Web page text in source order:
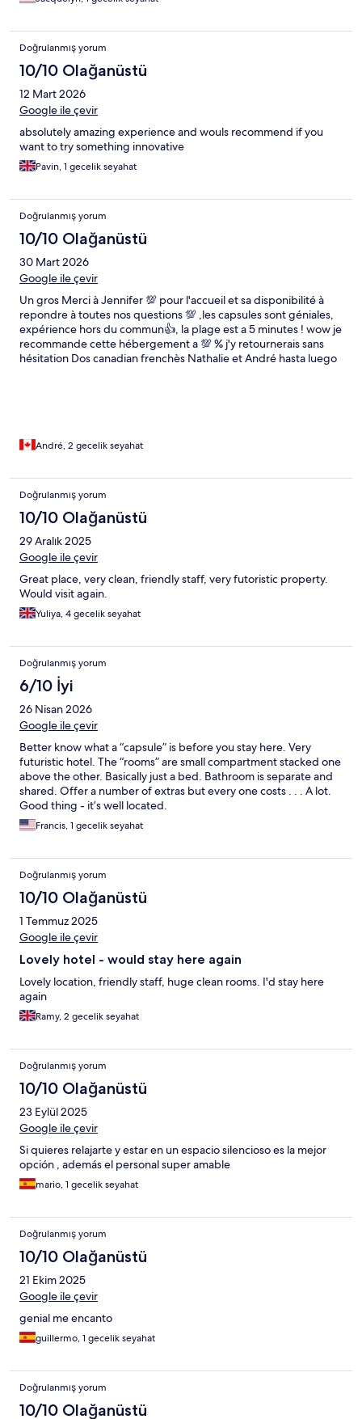
I would have liked better vending machines in the lobby, and
Doğrulanmış yorum
10/10 Olağanüstü
12 Mart 2026
Google ile çevir
absolutely amazing experience and wouls recommend if you
want to try something innovative
Pavin, 1 gecelik seyahat
Doğrulanmış yorum
10/10 Olağanüstü
30 Mart 2026
Google ile çevir
Un gros Merci à Jennifer 💯 pour l'accueil et sa disponibilité à
repondre à toutes nos questions 💯 ,les capsules sont géniales,
expérience hors du commun👍, la plage est a 5 minutes ! wow je
recommande cette hébergement a 💯 % j'y retournerais sans
hésitation Dos canadian frenchès Nathalie et André hasta luego
André, 2 gecelik seyahat
Doğrulanmış yorum
10/10 Olağanüstü
29 Aralık 2025
Google ile çevir
Great place, very clean, friendly staff, very futoristic property.
Would visit again.
Yuliya, 4 gecelik seyahat
Doğrulanmış yorum
6/10 İyi
26 Nisan 2026
Google ile çevir
Better know what a “capsule” is before you stay here. Very
futuristic hotel. The “rooms” are small compartment stacked one
above the other. Basically just a bed. Bathroom is separate and
shared. Offer a number of extras but every one costs . . . A lot.
Good thing - it’s well located.
Francis, 1 gecelik seyahat
Doğrulanmış yorum
10/10 Olağanüstü
1 Temmuz 2025
Google ile çevir
Lovely hotel - would stay here again
Lovely location, friendly staff, huge clean rooms. I'd stay here
again
Ramy, 2 gecelik seyahat
Doğrulanmış yorum
10/10 Olağanüstü
23 Eylül 2025
Google ile çevir
Si quieres relajarte y estar en un espacio silencioso es la mejor
opción , además el personal super amable
mario, 1 gecelik seyahat
Doğrulanmış yorum
10/10 Olağanüstü
21 Ekim 2025
Google ile çevir
genial me encanto
guillermo, 1 gecelik seyahat
Doğrulanmış yorum
10/10 Olağanüstü